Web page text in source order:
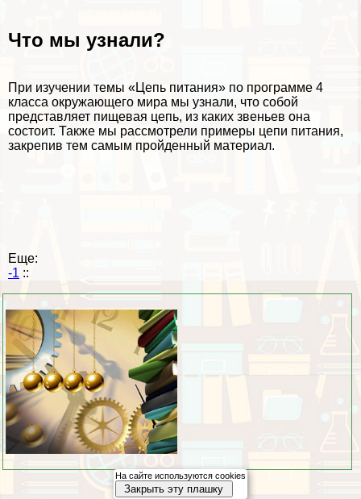
Что мы узнали?
При изучении темы «Цепь питания» по программе 4
класса окружающего мира мы узнали, что собой
представляет пищевая цепь, из каких звеньев она
состоит. Также мы рассмотрели примеры цепи питания,
закрепив тем самым пройденный материал.
Еще:
-1 ::
На сайте используются cookies
Закрыть эту плашку